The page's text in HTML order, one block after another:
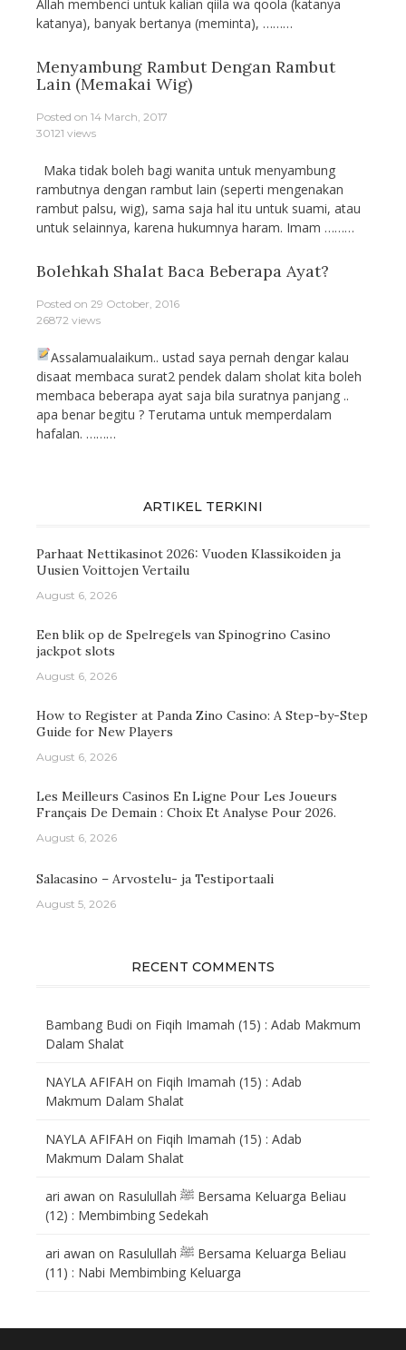
Allah membenci untuk kalian qiila wa qoola (katanya
katanya), banyak bertanya (meminta), ………
Menyambung Rambut Dengan Rambut
Lain (Memakai Wig)
Posted on 14 March, 2017
30121 views
Maka tidak boleh bagi wanita untuk menyambung
rambutnya dengan rambut lain (seperti mengenakan
rambut palsu, wig), sama saja hal itu untuk suami, atau
untuk selainnya, karena hukumnya haram. Imam ………
Bolehkah Shalat Baca Beberapa Ayat?
Posted on 29 October, 2016
26872 views
Assalamualaikum.. ustad saya pernah dengar kalau
disaat membaca surat2 pendek dalam sholat kita boleh
membaca beberapa ayat saja bila suratnya panjang ..
apa benar begitu ? Terutama untuk memperdalam
hafalan. ………
ARTIKEL TERKINI
Parhaat Nettikasinot 2026: Vuoden Klassikoiden ja
Uusien Voittojen Vertailu
August 6, 2026
Een blik op de Spelregels van Spinogrino Casino
jackpot slots
August 6, 2026
How to Register at Panda Zino Casino: A Step-by-Step
Guide for New Players
August 6, 2026
Les Meilleurs Casinos En Ligne Pour Les Joueurs
Français De Demain : Choix Et Analyse Pour 2026.
August 6, 2026
Salacasino – Arvostelu- ja Testiportaali
August 5, 2026
RECENT COMMENTS
Bambang Budi on Fiqih Imamah (15) : Adab Makmum
Dalam Shalat
NAYLA AFIFAH on Fiqih Imamah (15) : Adab
Makmum Dalam Shalat
NAYLA AFIFAH on Fiqih Imamah (15) : Adab
Makmum Dalam Shalat
ari awan on Rasulullah ﷺ Bersama Keluarga Beliau
(12) : Membimbing Sedekah
ari awan on Rasulullah ﷺ Bersama Keluarga Beliau
(11) : Nabi Membimbing Keluarga